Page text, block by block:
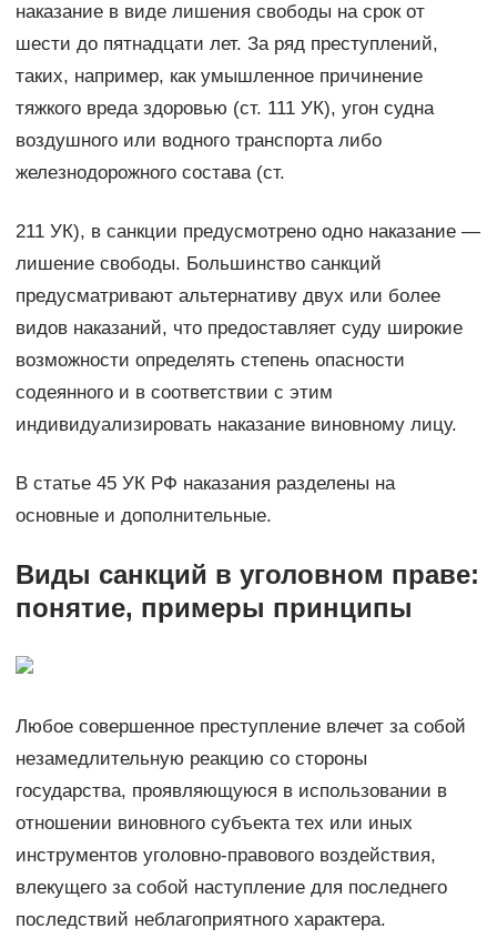
наказание в виде лишения свободы на срок от
шести до пятнадцати лет. За ряд преступлений,
таких, например, как умышленное причинение
тяжкого вреда здоровью (ст. 111 УК), угон судна
воздушного или водного транспорта либо
железнодорожного состава (ст.
211 УК), в санкции предусмотрено одно наказание —
лишение свободы. Большинство санкций
предусматривают альтернативу двух или более
видов наказаний, что предоставляет суду широкие
возможности определять степень опасности
содеянного и в соответствии с этим
индивидуализировать наказание виновному лицу.
В статье 45 УК РФ наказания разделены на
основные и дополнительные.
Виды санкций в уголовном праве:
понятие, примеры принципы
Любое совершенное преступление влечет за собой
незамедлительную реакцию со стороны
государства, проявляющуюся в использовании в
отношении виновного субъекта тех или иных
инструментов уголовно-правового воздействия,
влекущего за собой наступление для последнего
последствий неблагоприятного характера.